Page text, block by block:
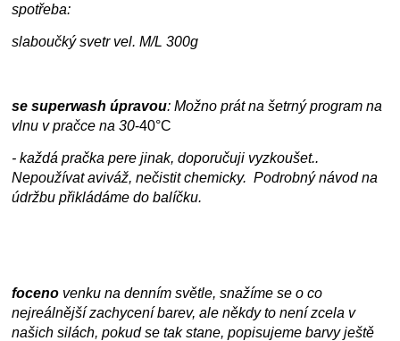
spotřeba:
slaboučký svetr vel. M/L 300g
se superwash úpravou: Možno prát na šetrný program na
vlnu v pračce na30-40°C
- každá pračka pere jinak, doporučuji vyzkoušet..
Nepoužívat aviváž, nečistit chemicky. Podrobný návod na
údržbu přikládáme do balíčku.
foceno venku na denním světle, snažíme se o co
nejreálnější zachycení barev, ale někdy to není zcela v
našich silách, pokud se tak stane, popisujeme barvy ještě